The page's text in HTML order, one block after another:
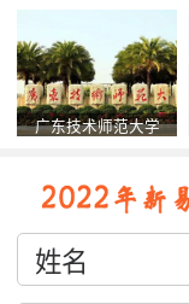
广东技术师范大学
姓名